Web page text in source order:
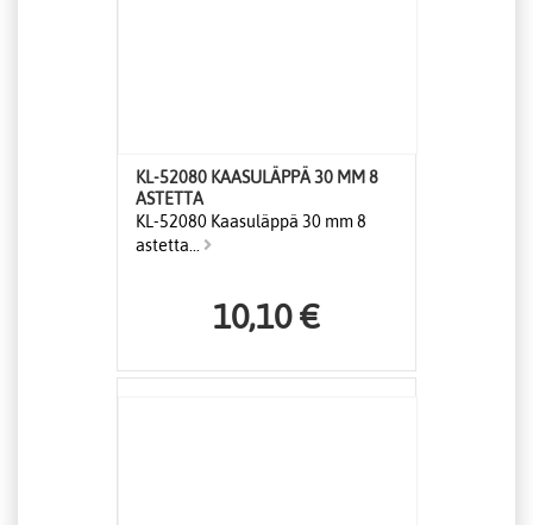
KL-52080 KAASULÄPPÄ 30 MM 8
ASTETTA
KL-52080 Kaasuläppä 30 mm 8
astetta...
10,10 €